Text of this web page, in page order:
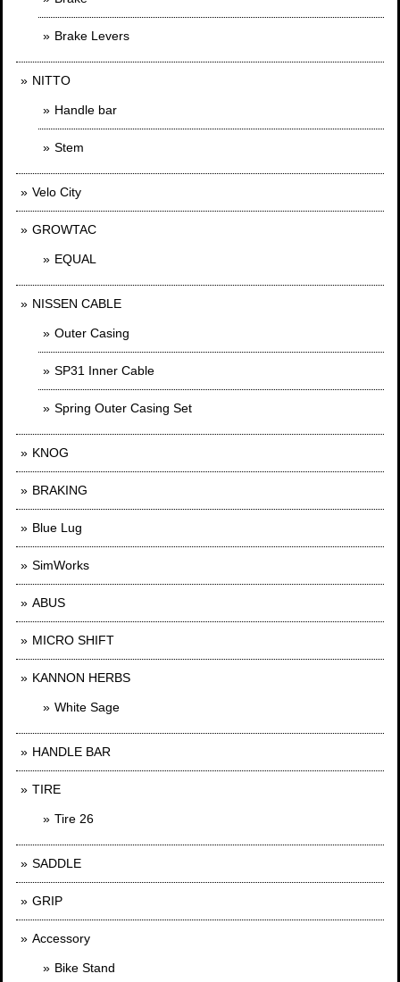
Brake Levers
NITTO
Handle bar
Stem
Velo City
GROWTAC
EQUAL
NISSEN CABLE
Outer Casing
SP31 Inner Cable
Spring Outer Casing Set
KNOG
BRAKING
Blue Lug
SimWorks
ABUS
MICRO SHIFT
KANNON HERBS
White Sage
HANDLE BAR
TIRE
Tire 26
SADDLE
GRIP
Accessory
Bike Stand